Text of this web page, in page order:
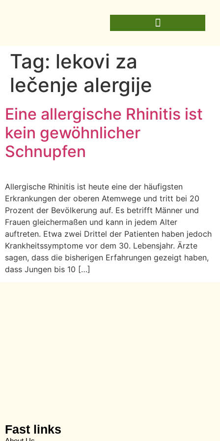
Tag: lekovi za
lečenje alergije
Eine allergische Rhinitis ist
kein gewöhnlicher
Schnupfen
Allergische Rhinitis ist heute eine der häufigsten
Erkrankungen der oberen Atemwege und tritt bei 20
Prozent der Bevölkerung auf. Es betrifft Männer und
Frauen gleichermaßen und kann in jedem Alter
auftreten. Etwa zwei Drittel der Patienten haben jedoch
Krankheitssymptome vor dem 30. Lebensjahr. Ärzte
sagen, dass die bisherigen Erfahrungen gezeigt haben,
dass Jungen bis 10 […]
Fast links